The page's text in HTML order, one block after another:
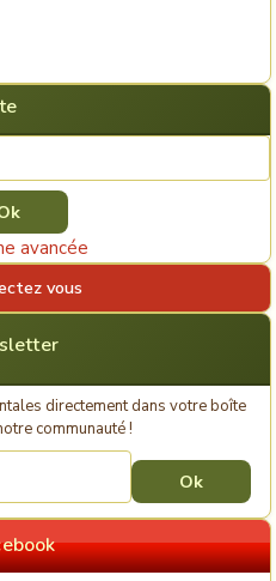
avancée
vous
directement dans votre boîte
communauté !